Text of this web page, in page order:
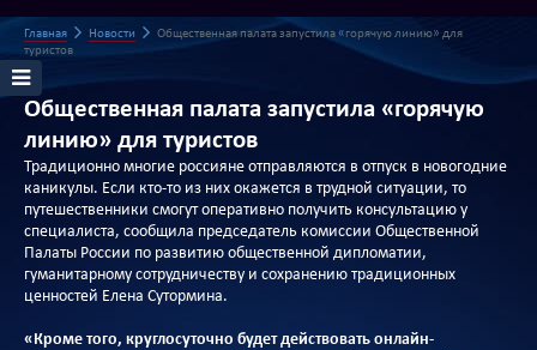
Главная Новости
Общественная палата запустила «горячую линию» для
туристов
Общественная палата запустила «горячую
линию» для туристов
Традиционно многие россияне отправляются в отпуск в новогодние
каникулы. Если кто-то из них окажется в трудной ситуации, то
путешественники смогут оперативно получить консультацию у
специалиста, сообщила председатель комиссии Общественной
Палаты России по развитию общественной дипломатии,
гуманитарному сотрудничеству и сохранению традиционных
ценностей Елена Сутормина.
«Кроме того, круглосуточно будет действовать онлайн-